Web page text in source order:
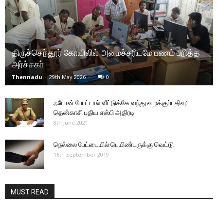
திருச்செந்தூர் கோயிலில் அமைச்சரிடமே பணம் பறித்த
அர்ச்சகர்
Thennadu - 29th May 2026 0
ஃபோன் போட்டால் வீட்டுக்கே வந்து வழக்குப்பதிவு:
தென்காசி புதிய எஸ்பி அதிரடி
8th June 2021
நெல்லை பேட்டையில் பெயிண்டருக்கு வெட்டு
16th September 2019
MUST READ